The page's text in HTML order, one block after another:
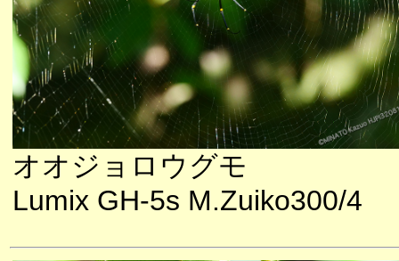
オオジョロウグモ
Lumix GH-5s M.Zuiko300/4